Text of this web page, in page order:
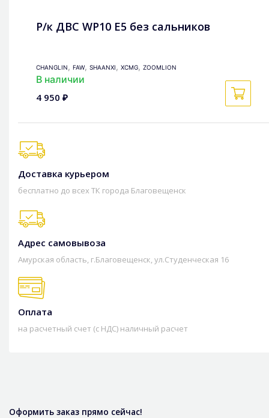
Р/к ДВС WP10 Е5 без сальников
CHANGLIN , FAW, SHAANXI , XCMG, ZOOMLION
В наличии
4 950 ₽
Доставка курьером
бесплатно до всех ТК города Благовещенск
Адрес самовывоза
Амурская область, г.Благовещенск, ул.Студенческая 16
Оплата
на расчетный счет (с НДС) наличный расчет
Оформить заказ прямо сейчас!